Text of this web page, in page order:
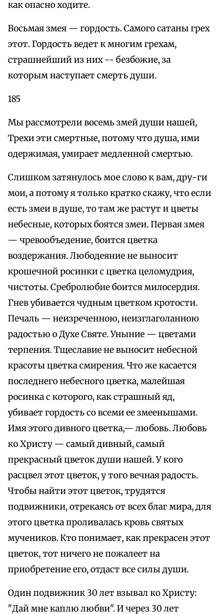
как опасно ходите.
Восьмая змея — гордость. Самого сатаны грех
этот. Гордость ведет к многим грехам,
страшнейший из них -- безбожие, за
которым наступает смерть души.
185
Мы рассмотрели восемь змей души нашей,
Трехи эти смертные, потому что душа, ими
одержимая, умирает медленной смертью.
Слишком затянулось мое слово к вам, дру-ги
мои, а потому я только кратко скажу, что если
есть змеи в душе, то там же растут и цветы
небесные, которых боятся змеи. Первая змея
— чревообъедение, боится цветка
воздержания. Любодеяние не выносит
крошечной росинки с цветка целомудрия,
чистоты. Сребролюбие боится милосердия.
Гнев убивается чудным цветком кротости.
Печаль — неизреченною, неизглаголанною
радостью о Духе Святе. Уныние — цветами
терпения. Тщеславие не выносит небесной
красоты цветка смирения. Что же касается
последнего небесного цветка, малейшая
росинка с которого, как страшный яд,
убивает гордость со всеми ее змеенышами.
Имя этого дивного цветка,— любовь. Любовь
ко Христу — самый дивный, самый
прекрасный цветок души нашей. У кого
расцвел этот цветок, у того вечная радость.
Чтобы найти этот цветок, трудятся
подвижники, отрекаясь от всех благ мира, для
этого цветка проливалась кровь святых
мучеников. Кто понимает, как прекрасен этот
цветок, тот ничего не пожалеет на
приобретение его, отдаст все силы души.
Один подвижник 30 лет взывал ко Христу:
"Дай мне каплю любви". И через 30 лет